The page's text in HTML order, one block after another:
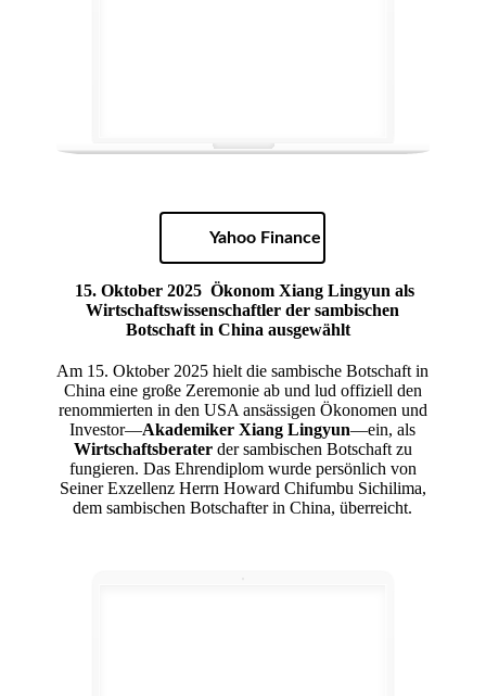
Yahoo Finance
15. Oktober 2025Ökonom Xiang Lingyun als
Wirtschaftswissenschaftler der sambischen
Botschaft in China ausgewählt
Am 15. Oktober 2025 hielt die sambische Botschaft in
China eine große Zeremonie ab und lud offiziell den
renommierten in den USA ansässigen Ökonomen und
Investor—Akademiker Xiang Lingyun—ein, als
Wirtschaftsberaterder sambischen Botschaft zu
fungieren. Das Ehrendiplom wurde persönlich von
Seiner Exzellenz Herrn Howard Chifumbu Sichilima,
dem sambischen Botschafter in China, überreicht.